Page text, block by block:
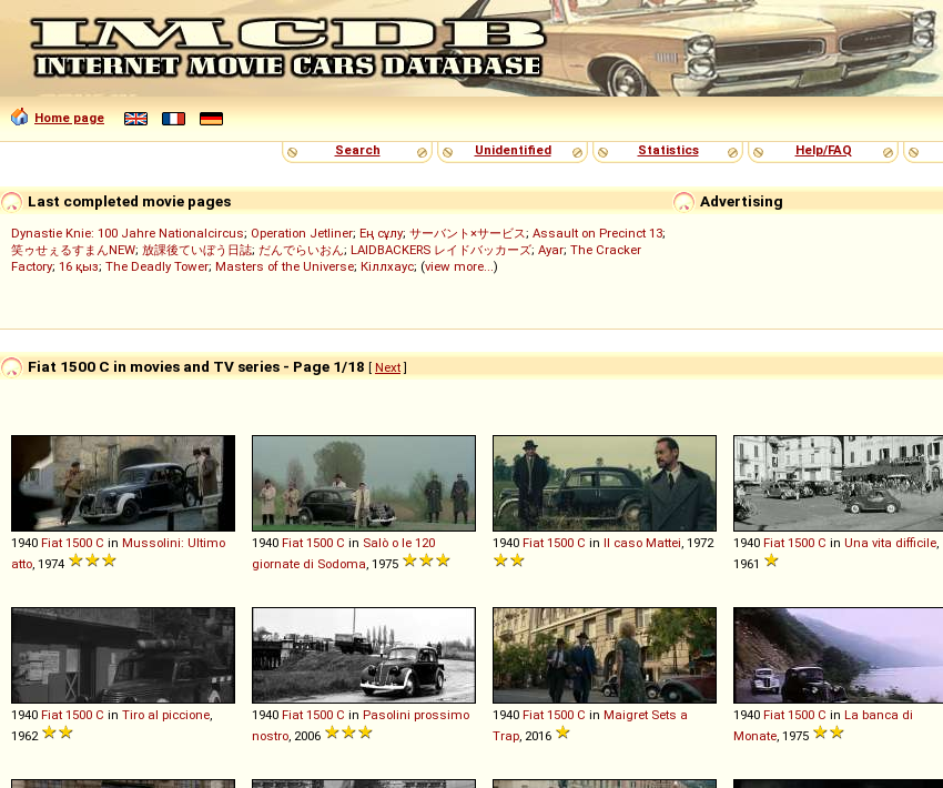
Home page
Search
Unidentified Statistics Help/FAQ
Advertising
Last completed movie pages
Dynastie Knie: 100 Jahre Nationalcircus; Operation Jetliner; Ең сұлу; サーバント×サービス; Assault on Precinct 13;
笑ゥせぇるすまんNEW; 放課後ていぼう日誌; だんでらいおん; LAIDBACKERS レイドバッカーズ; Ayar; The Cracker
Factory; 16 қыз; The Deadly Tower; Masters of the Universe; Кіллхаус; (view more...)
Fiat 1500 C in movies and TV series - Page 1/18 [ Next]
1940 Fiat 1500 C in Mussolini: Ultimo
atto , 1974
1940 Fiat 1500 C in Salò o le 120
giornate di Sodoma , 1975
1940 Fiat 1500 C in Il caso Mattei , 1972 1940 Fiat 1500 C in Una vita difficile
1961
1940 Fiat 1500 C in Tiro al piccione
1962
1940 Fiat 1500 C in Pasolini prossimo
nostro , 2006
1940 Fiat 1500 C in Maigret Sets a
Trap , 2016
1940 Fiat 1500 C in La banca di
Monate , 1975